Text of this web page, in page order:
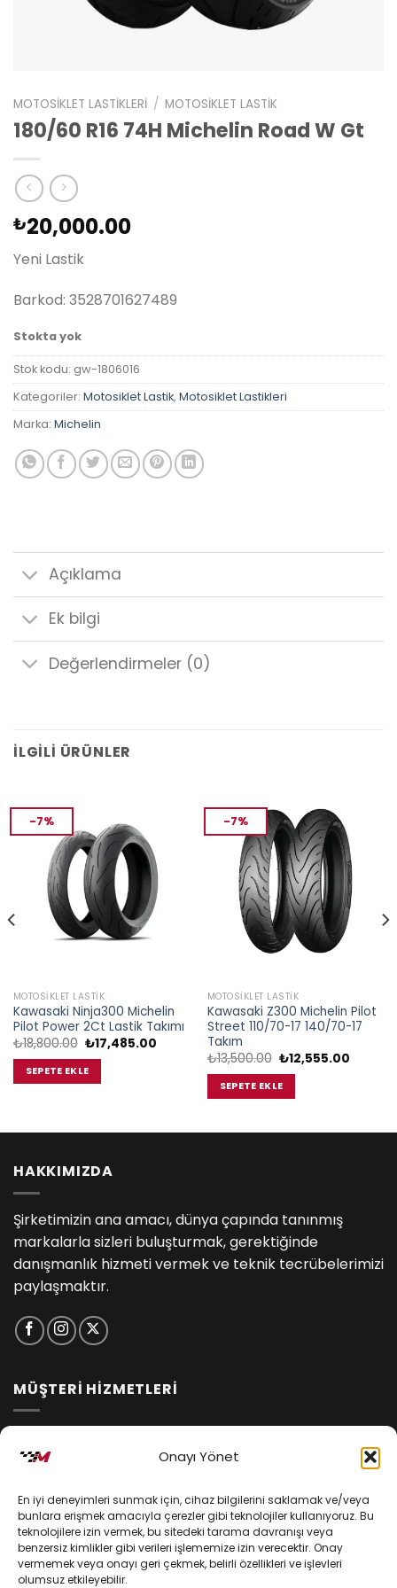
Onayı Yönet
En iyi deneyimleri sunmak için, cihaz bilgilerini saklamak ve/veya
bunlara erişmek amacıyla çerezler gibi teknolojiler kullanıyoruz. Bu
teknolojilere izin vermek, bu sitedeki tarama davranışı veya
benzersiz kimlikler gibi verileri işlememize izin verecektir. Onay
vermemek veya onayı geri çekmek, belirli özellikleri ve işlevleri
olumsuz etkileyebilir.
MOTOSIKLET LASTIKLERI / MOTOSIKLET LASTIK
180/60 R16 74H Michelin Road W Gt
₺20,000.00
Yeni Lastik
Barkod: 3528701627489
Stokta yok
Stok kodu: gw-1806016
Kategoriler: Motosiklet Lastik, Motosiklet Lastikleri
Marka: Michelin
Açıklama
Ek bilgi
Değerlendirmeler (0)
İLGILI ÜRÜNLER
-7%
MOTOSIKLET LASTIK
Kawasaki Ninja300 Michelin
Pilot Power 2Ct Lastik Takımı
₺18,800.00 Orijinal
fiyat:
₺18,800.00.
₺17,485.00Şu
₺17,485.00.
SEPETE EKLE
-7%
MOTOSIKLET LASTIK
Kawasaki Z300 Michelin Pilot
Street 110/70-17 140/70-17
Takım
₺13,500.00 Orijinal
fiyat:
₺13,500.00.
₺12,555.00Şu
SEPETE EKLE
HAKKIMIZDA
Şirketimizin ana amacı, dünya çapında tanınmış
markalarla sizleri buluşturmak, gerektiğinde
danışmanlık hizmeti vermek ve teknik tecrübelerimizi
paylaşmaktır.
MÜŞTERİ HİZMETLERİ
Kişisel Verilerin Korunması
Mesafeli Satış Sözleşmesi